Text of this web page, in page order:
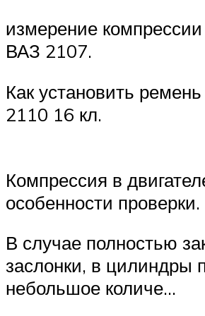
измерение компрессии
ВАЗ 2107.
Как установить
2110 16 кл.
Компрессия в
особенности проверки.
В случае полностью
заслонки, в цилиндры
небольшое количе…